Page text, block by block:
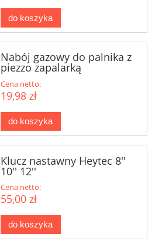
do koszyka
Nabój gazowy do palnika z
piezzo zapalarką
Cena netto:
19,98 zł
do koszyka
Klucz nastawny Heytec 8''
10'' 12''
Cena netto:
55,00 zł
do koszyka